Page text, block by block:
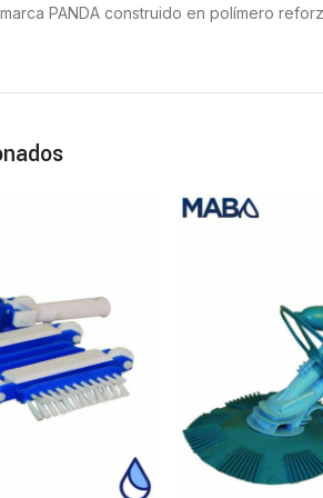
PANDA construido en polímero